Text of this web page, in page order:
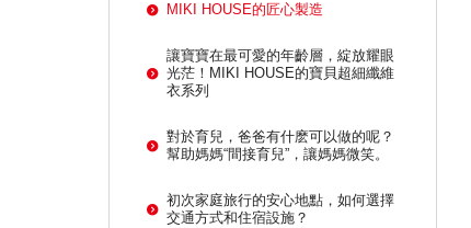
MIKI HOUSE的匠心製造
讓寶寶在最可愛的年齡層，綻放耀眼
光茫！MIKI HOUSE的寶貝超細纖維
衣系列
對於育兒，爸爸有什麽可以做的呢？
幫助媽媽“間接育兒”，讓媽媽微笑。
初次家庭旅行的安心地點，如何選擇
交通方式和住宿設施？